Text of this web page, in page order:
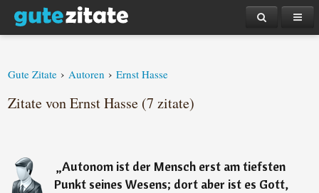
Gute Zitate › Autoren › Ernst Hasse
Zitate von Ernst Hasse (7 zitate)
„Autonom ist der Mensch erst am tiefsten
Punkt seines Wesens; dort aber ist es Gott,